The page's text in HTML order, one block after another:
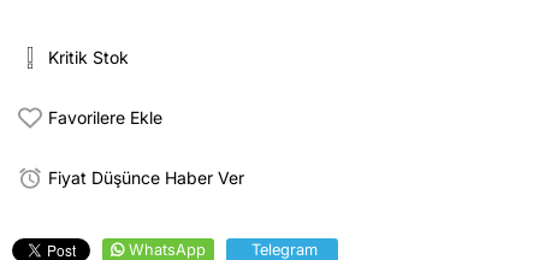
Kritik Stok
Favorilere Ekle
Fiyat Düşünce Haber Ver
WhatsApp Telegram